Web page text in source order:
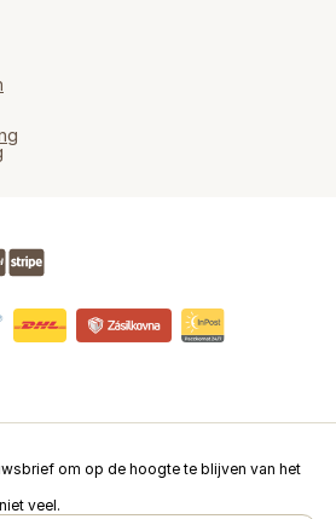
om op de hoogte te blijven van het
veel.